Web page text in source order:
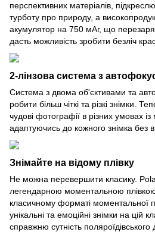
перспективних матеріалів,
турботу про природу, а
акумулятор на 750 мАг, що
дасть можливість зробити безліч
2-лінзова система з
Система з двома об'єктивами та
робити більш чіткі та різкі знімки.
чудові фотографії в різних умовах
адаптуючись до кожного знімка без
Знімайте на відому плівку
Не можна перевершити класику.
легендарною моментальною
класичному форматі моментальної
унікальні та емоційні знімки на цій
справжню сутність поляроїдівського